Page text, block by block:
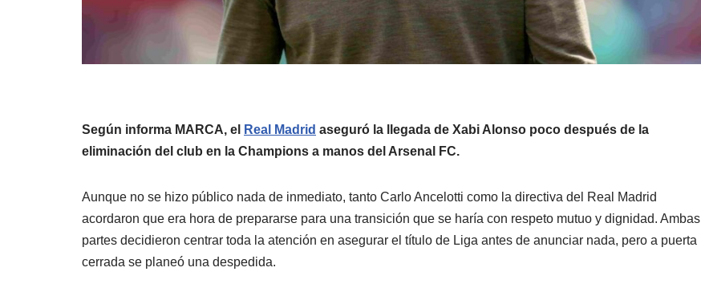
Según informa MARCA, el Real Madrid aseguró la llegada de Xabi Alonso poco después de la
eliminación del club en la Champions a manos del Arsenal FC.
Aunque no se hizo público nada de inmediato, tanto Carlo Ancelotti como la directiva del Real Madrid
acordaron que era hora de prepararse para una transición que se haría con respeto mutuo y dignidad. Ambas
partes decidieron centrar toda la atención en asegurar el título de Liga antes de anunciar nada, pero a puerta
cerrada se planeó una despedida.